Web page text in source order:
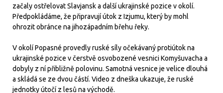
začaly ostřelovat Slavjansk a další ukrajinské pozice v okolí.
Předpokládáme, že připravují útok z Izjumu, který by mohl
ohrozit obránce na jihozápadním břehu řeky.
V okolí Popasné provedly ruské síly očekávaný protiútok na
ukrajinské pozice v čerstvě osvobozené vesnici Komyšuvacha a
dobyly z ní přibližně polovinu. Samotná vesnice je velice dlouhá
a skládá se ze dvou částí. Video z dneška ukazuje, že ruské
jednotky útočí z lesů na východě.